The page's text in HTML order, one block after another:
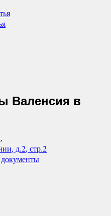
Валенсия в
д.2, стр.2